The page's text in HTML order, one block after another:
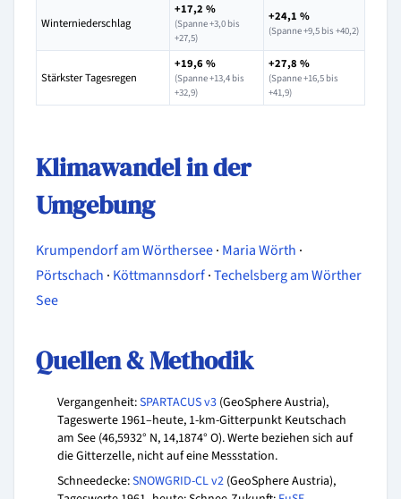
Winterniederschlag
+17,2 %
(Spanne +3,0 bis
+27,5)
+24,1 %
(Spanne +9,5 bis +40,2)
Stärkster Tagesregen
+19,6 %
(Spanne +13,4 bis
+32,9)
+27,8 %
(Spanne +16,5 bis
+41,9)
Klimawandel in der
Umgebung
Krumpendorf am Wörthersee· Maria Wörth ·
Pörtschach · Köttmannsdorf·Techelsberg am Wörther
See
Quellen & Methodik
Vergangenheit:SPARTACUS v3 (GeoSphere Austria),
Tageswerte 1961–heute, 1-km-Gitterpunkt Keutschach
am See (46,5932° N, 14,1874° O). Werte beziehen sich auf
die Gitterzelle, nicht auf eine Messstation.
Schneedecke:SNOWGRID-CL v2 (GeoSphere Austria),